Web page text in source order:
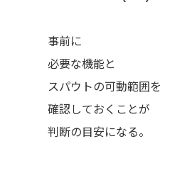
事前に
必要な機能と
スパウトの可動範囲を
確認しておくことが
判断の目安になる。